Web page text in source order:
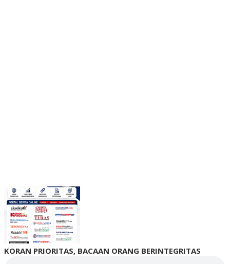
KORAN PRIORITAS, BACAAN ORANG BERINTEGRITAS